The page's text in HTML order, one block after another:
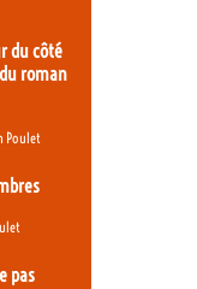
du côté
roman
Poulet
pas